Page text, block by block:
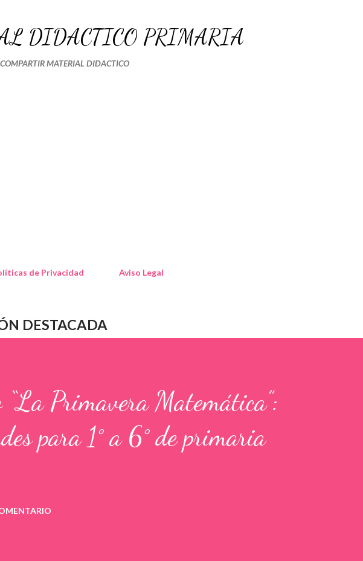
DIDÁCTICO PRIMARIA
MATERIAL DIDACTICO
de Privacidad Aviso Legal
DESTACADA
“La Primavera Matemática”:
para 1° a 6° de primaria